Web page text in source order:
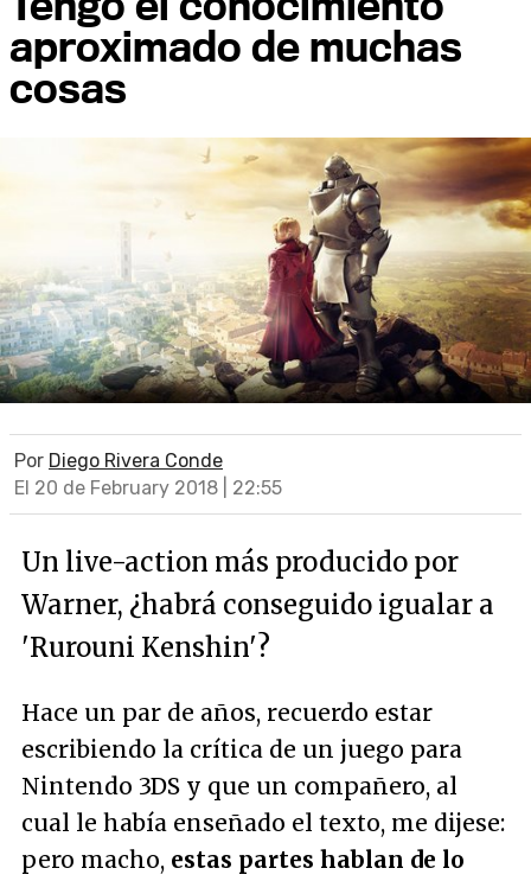
aproximado de muchas
cosas
Por Diego Rivera Conde
El 20 de February 2018 | 22:55
Un live-action más producido por
Warner, ¿habrá conseguido igualar a
'Rurouni Kenshin'?
Hace un par de años, recuerdo estar
escribiendo la crítica de un juego para
Nintendo 3DS y que un compañero, al
cual le había enseñado el texto, me dijese:
pero macho, estas partes hablan de lo